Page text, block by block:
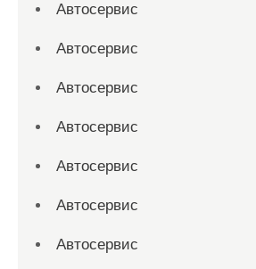
Автосервис
Автосервис
Автосервис
Автосервис
Автосервис
Автосервис
Автосервис